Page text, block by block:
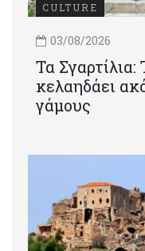
CULTURE
03/08/2026
Τα Σγαρτίλια:
κελαηδάει
γάμους